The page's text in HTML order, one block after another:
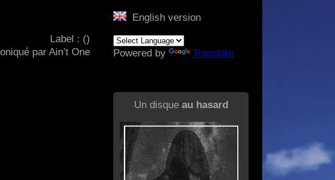
Label : ()
par Ain’t One
English version
Powered by Translate
Un disque au hasard